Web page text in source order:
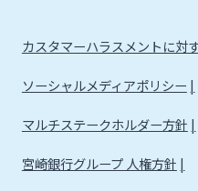
カスタマーハラスメントに対
ソーシャルメディアポリシー
マルチステークホルダー方針
宮崎銀行グループ 人権方針